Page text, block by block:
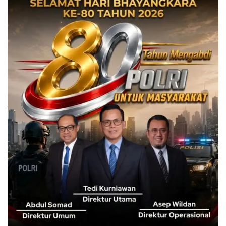
Presiden Prabowo menyebut realisasi 26.000 unit rumah
telah melampaui target awal 25.000 unit, dan menyebutnya
sebagai “anomali positif” dalam tradisi pembangunan di
Ketua DPRD Kabupaten Bogor, Sastra Winara, menilai
pencapaian tersebut membuktikan keseriusan pemerintah
pusat dalam memenuhi janji kepada rakyat.
Ia berharap Kabupaten Bogor sebagai salah satu daerah
dengan jumlah penduduk terbesar di Indonesia bisa
mendapatkan alokasi rumah subsidi yang lebih besar.
Sinergi Pemerintah Daerah
Sastra Winara juga memberikan apresiasi atas kehadiran
Bupati Bogor, Rudy Susmanto, dalam acara tersebut.
Menurutnya, kolaborasi antara pemerintah pusat, daerah,